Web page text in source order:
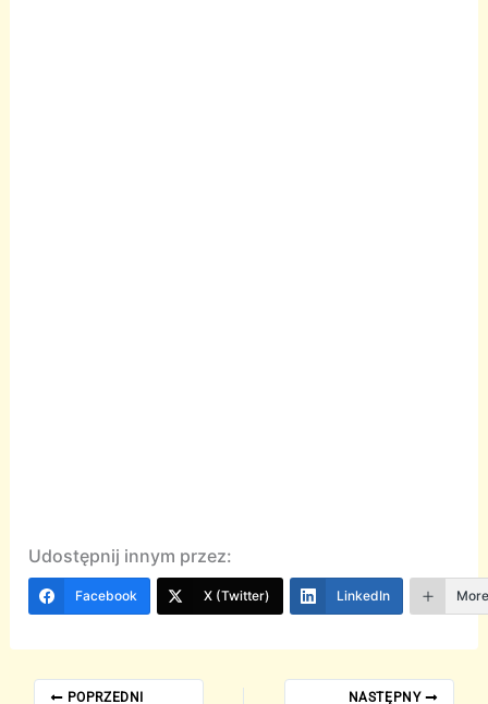
Udostępnij innym przez:
Facebook X (Twitter) LinkedIn
POPRZEDNI NASTĘPNY